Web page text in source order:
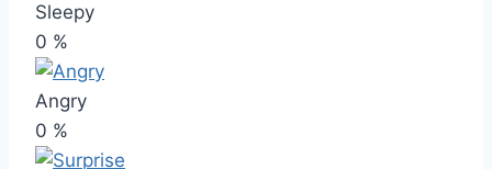
Sleepy
0 %
Angry
0 %